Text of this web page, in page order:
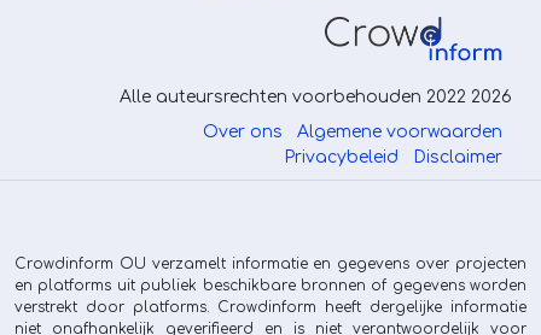
Alle auteursrechten voorbehouden 2022 2026
Over ons
Algemene voorwaarden
Privacybeleid
Disclaimer
Crowdinform OU verzamelt informatie en gegevens over projecten
en platforms uit publiek beschikbare bronnen of gegevens worden
verstrekt door platforms. Crowdinform heeft dergelijke informatie
niet onafhankelijk geverifieerd en is niet verantwoordelijk voor